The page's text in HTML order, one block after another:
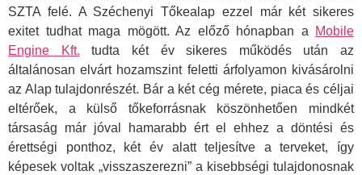
SZTA felé. A Széchenyi Tőkealap ezzel már két sikeres
exitet tudhat maga mögött. Az előző hónapban a
Mobile
Engine Kft. tudta két év sikeres működés után az
általánosan elvárt hozamszint feletti árfolyamon kivásárolni
az Alap tulajdonrészét. Bár a két cég mérete, piaca és céljai
eltérőek, a külső tőkeforrásnak köszönhetően mindkét
társaság már jóval hamarabb ért el ehhez a döntési és
érettségi ponthoz, két év alatt teljesítve a terveket, így
képesek voltak „visszaszerezni” a kisebbségi tulajdonosnak